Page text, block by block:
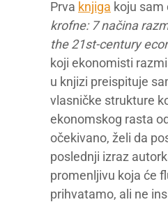
Prva knjiga koju sam
krofne: 7 načina
the 21st-century
koji ekonomisti
u knjizi preispituje
vlasničke strukture
ekonomskog rasta
očekivano, želi da
poslednji izraz
promenljivu koja će
prihvatamo, ali ne